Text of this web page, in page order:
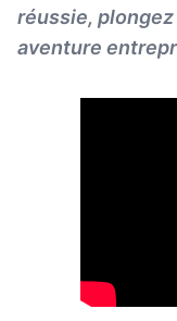
réussie,
aventure